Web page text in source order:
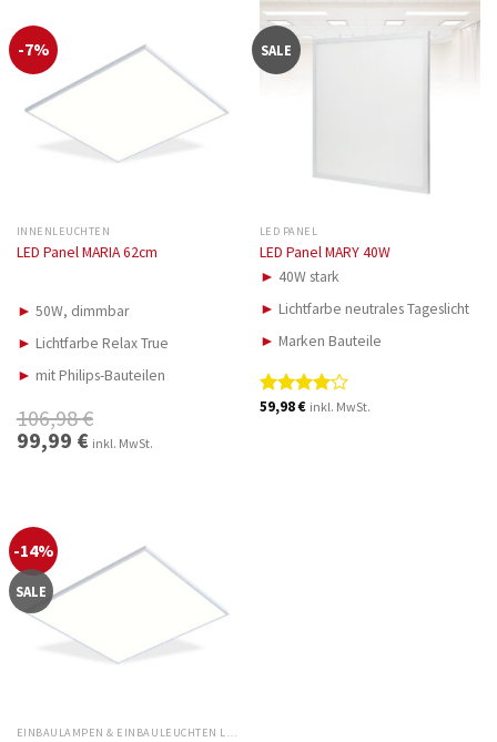
-7%
INNENLEUCHTEN
LED Panel MARIA 62cm
► 50W, dimmbar
► Lichtfarbe Relax True
► mit Philips-Bauteilen
106,98€
Ursprünglicher
Preis
99,99 €Aktueller
Preis
inkl. MwSt.
SALE
LED PANEL
LED Panel MARY 40W
► 40W stark
► Lichtfarbe neutrales Tageslicht
► Marken Bauteile
Bewertet
59,98€ inkl. MwSt.
-14%
SALE
EINBAULAMPEN & EINBAULEUCHTEN LED